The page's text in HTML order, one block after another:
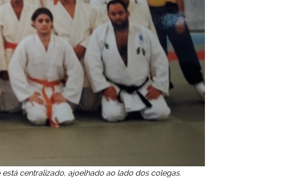
centralizado, ajoelhado ao lado dos colegas.